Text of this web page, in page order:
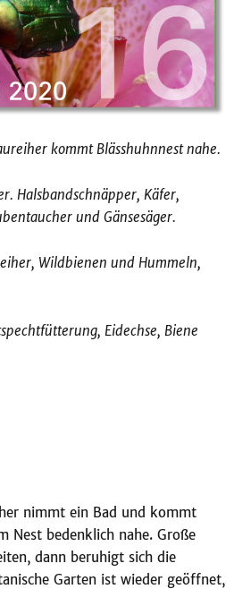
kommt Blässhuhnnest nahe.
Halsbandschnäpper, Käfer,
und Gänsesäger.
Wildbienen und Hummeln,
Eidechse, Biene
nimmt ein Bad und kommt
Nest bedenklich nahe. Große
dann beruhigt sich die
Garten ist wieder geöffnet,